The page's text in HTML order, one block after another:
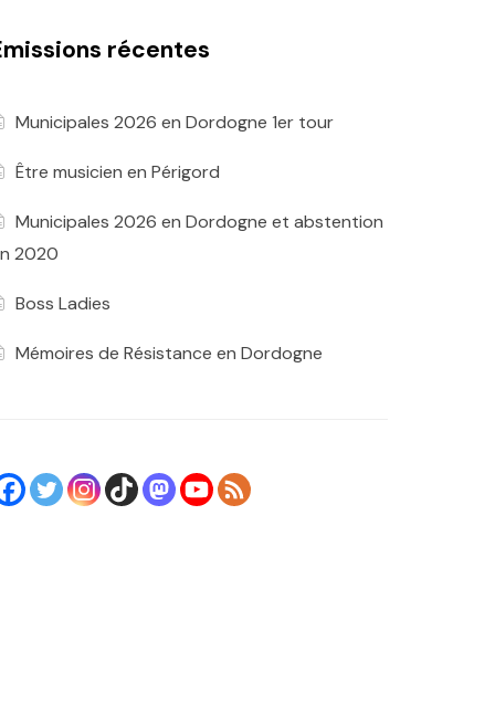
récentes
Municipales 2026 en Dordogne 1er tour
Être musicien en Périgord
Municipales 2026 en Dordogne et abstention
2020
Boss Ladies
Mémoires de Résistance en Dordogne